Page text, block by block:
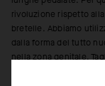
rivoluzione rispetto
bretelle. Abbiamo
dalla forma del tutto
nella zona genitale.
supporto per i